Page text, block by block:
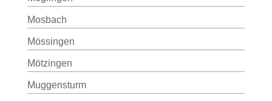
Mosbach
Mössingen
Mötzingen
Muggensturm